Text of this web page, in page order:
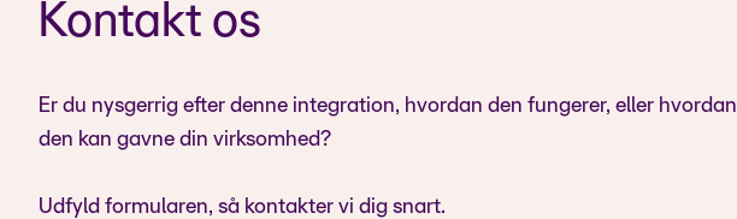
Kontakt os
Er du nysgerrig efter denne integration, hvordan den fungerer, eller hvordan
den kan gavne din virksomhed?
Udfyld formularen, så kontakter vi dig snart.